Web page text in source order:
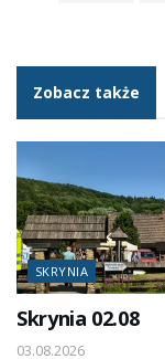
Zobacz także
SKRYNIA
Skrynia 02.08
03.08.2026